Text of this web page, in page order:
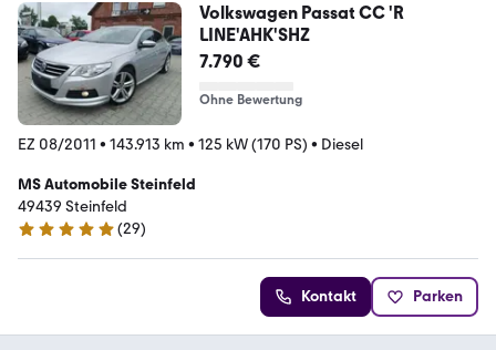
Volkswagen Passat CC 'R
LINE'AHK'SHZ
7.790 €
Ohne Bewertung
EZ 08/2011 • 143.913 km • 125 kW (170 PS) • Diesel
MS Automobile Steinfeld
49439 Steinfeld
4.9 Sterne
(29)
Kontakt Parken